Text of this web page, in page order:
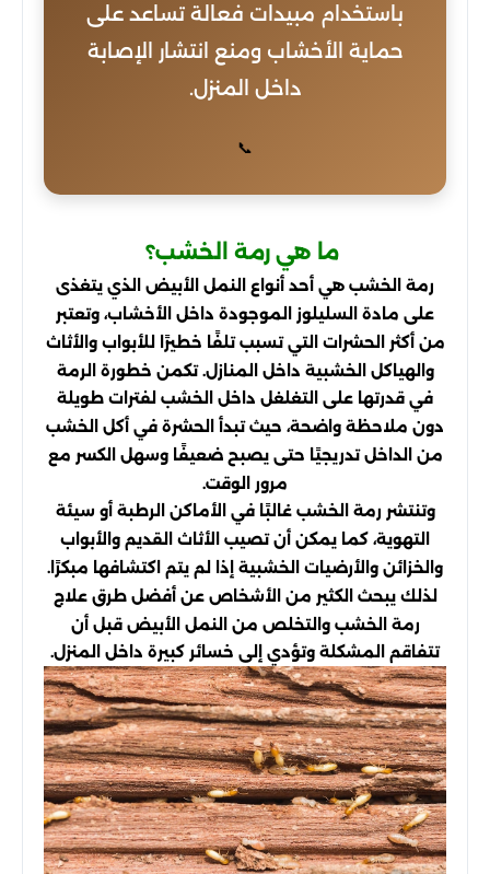
باستخدام مبيدات فعالة تساعد على
حماية الأخشاب ومنع انتشار الإصابة
داخل المنزل.
📞
ما هي رمة الخشب؟
رمة الخشب هي أحد أنواع النمل الأبيض الذي يتغذى
على مادة السليلوز الموجودة داخل الأخشاب، وتعتبر
من أكثر الحشرات التي تسبب تلفًا خطيرًا للأبواب والأثاث
والهياكل الخشبية داخل المنازل. تكمن خطورة الرمة
في قدرتها على التغلغل داخل الخشب لفترات طويلة
دون ملاحظة واضحة، حيث تبدأ الحشرة في أكل الخشب
من الداخل تدريجيًا حتى يصبح ضعيفًا وسهل الكسر مع
مرور الوقت.
وتنتشر رمة الخشب غالبًا في الأماكن الرطبة أو سيئة
التهوية، كما يمكن أن تصيب الأثاث القديم والأبواب
والخزائن والأرضيات الخشبية إذا لم يتم اكتشافها مبكرًا.
لذلك يبحث الكثير من الأشخاص عن أفضل طرق علاج
رمة الخشب والتخلص من النمل الأبيض قبل أن
تتفاقم المشكلة وتؤدي إلى خسائر كبيرة داخل المنزل.